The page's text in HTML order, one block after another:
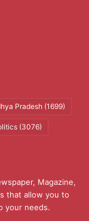
Pradesh (1699)
(3076)
Magazine,
that allow you to
your needs.